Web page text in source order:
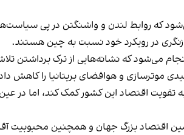
که روابط لندن و واشنگتن در پی
در رویکرد خود نسبت به چین هستند.
می‌شود که نشانه‌هایی از ترک برداشتن
موترسازی و هوافضای بریتانیا را کاهش
به تقویت اقتصاد این کشور کمک کند،
اقتصاد بزرگ جهان و همچنین محبوبیت